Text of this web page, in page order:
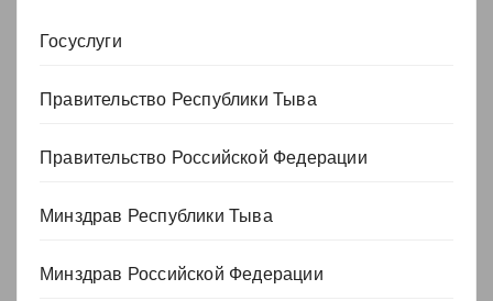
Госуслуги
Правительство Республики Тыва
Правительство Российской Федерации
Минздрав Республики Тыва
Минздрав Российской Федерации